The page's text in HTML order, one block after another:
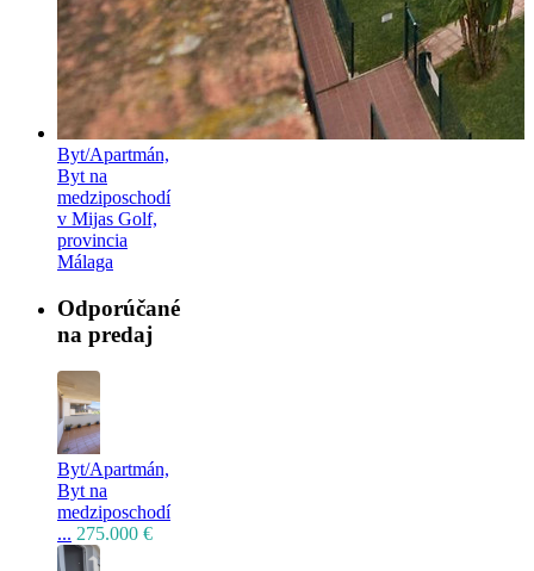
Byt/Apartmán,
Byt na
medziposchodí
v Mijas Golf,
provincia
Málaga
Odporúčané
na predaj
Byt/Apartmán,
Byt na
medziposchodí
... 275.000 €